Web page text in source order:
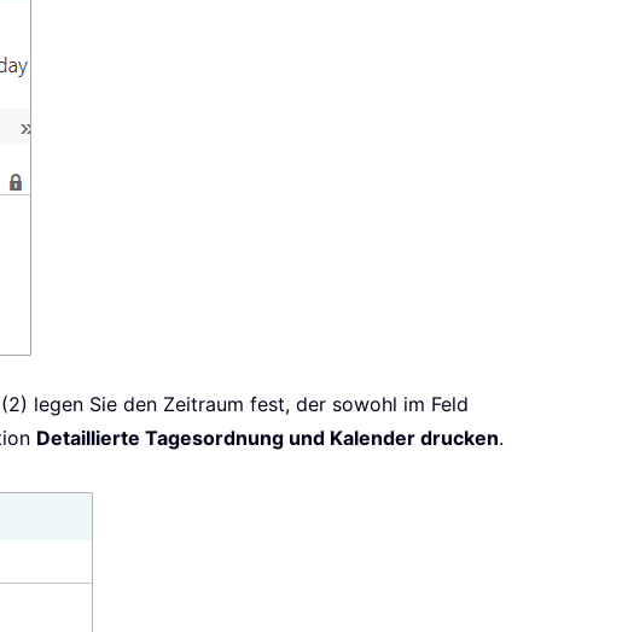
legen Sie den Zeitraum fest, der sowohl im Feld
Detaillierte Tagesordnung und Kalender drucken.